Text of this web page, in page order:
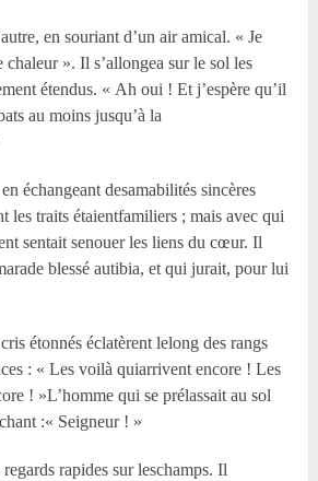
en souriant d’un air amical. « Je
chaleur ». Il s’allongea sur le sol les
étendus. « Ah oui ! Et j’espère qu’il
au moins jusqu’à la
échangeant desamabilités sincères
les traits étaientfamiliers ; mais avec qui
sentait senouer les liens du cœur. Il
blessé autibia, et qui jurait, pour lui
étonnés éclatèrent lelong des rangs
: « Les voilà quiarrivent encore ! Les
! »L’homme qui se prélassait au sol
:« Seigneur ! »
regards rapides sur leschamps. Il